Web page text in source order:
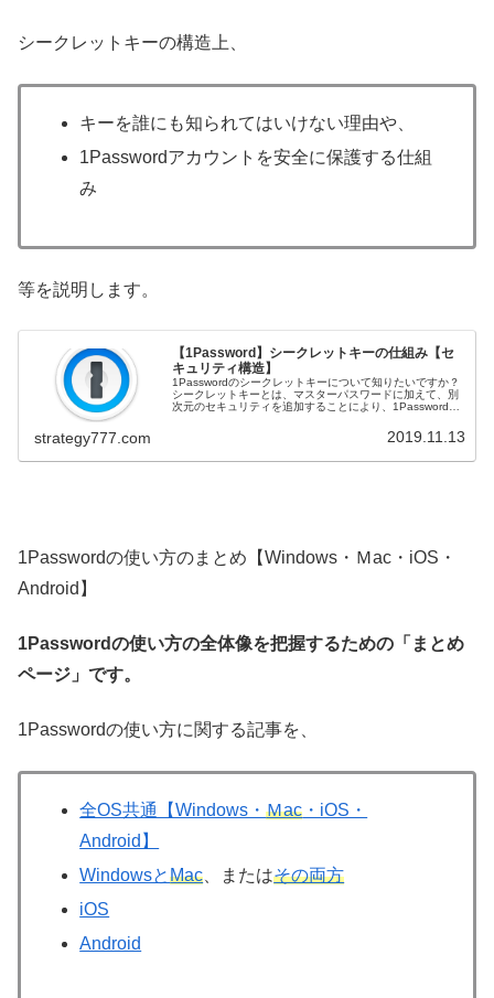
シークレットキーの構造上、
キーを誰にも知られてはいけない理由や、
1Passwordアカウントを安全に保護する仕組
み
等を説明します。
【1Password】シークレットキーの仕組み【セ
キュリティ構造】
1Passwordのシークレットキーについて知りたいですか？
シークレットキーとは、マスターパスワードに加えて、別
次元のセキュリティを追加することにより、1Passwordア
strategy777.com 2019.11.13
1Passwordの使い方のまとめ【Windows・Ｍac・iOS・
Android】
1Passwordの使い方の全体像を把握するための「まとめ
ページ」です。
1Passwordの使い方に関する記事を、
全OS共通【Windows・Ｍac ・iOS・
Android】
WindowsとMac 、またはその両方
iOS
Android